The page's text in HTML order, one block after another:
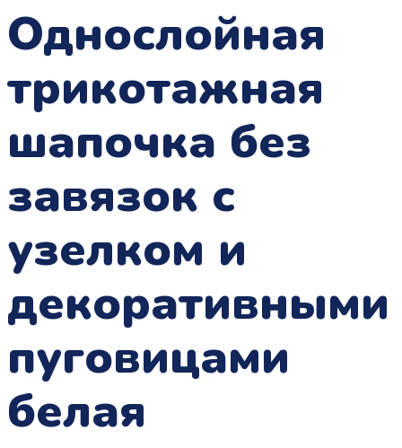
Однослойная
трикотажная
шапочка без
завязок с
узелком и
декоративными
пуговицами
белая